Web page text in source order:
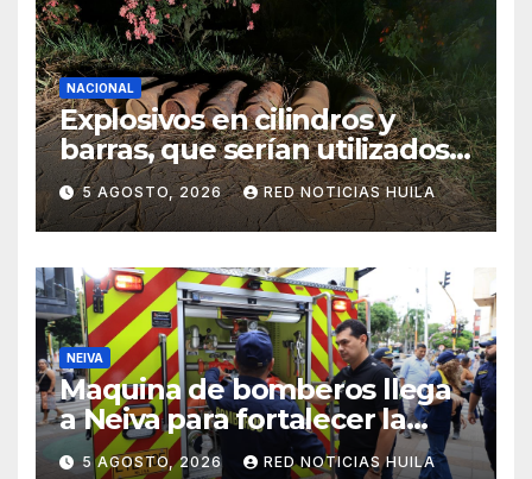
NACIONAL
Explosivos en cilindros y
barras, que serían utilizados
en Cali, fueron incautados
por la Policía
5 AGOSTO, 2026 RED NOTICIAS HUILA
NEIVA
Maquina de bomberos llega
a Neiva para fortalecer la
asistencia en las
5 AGOSTO, 2026 RED NOTICIAS HUILA